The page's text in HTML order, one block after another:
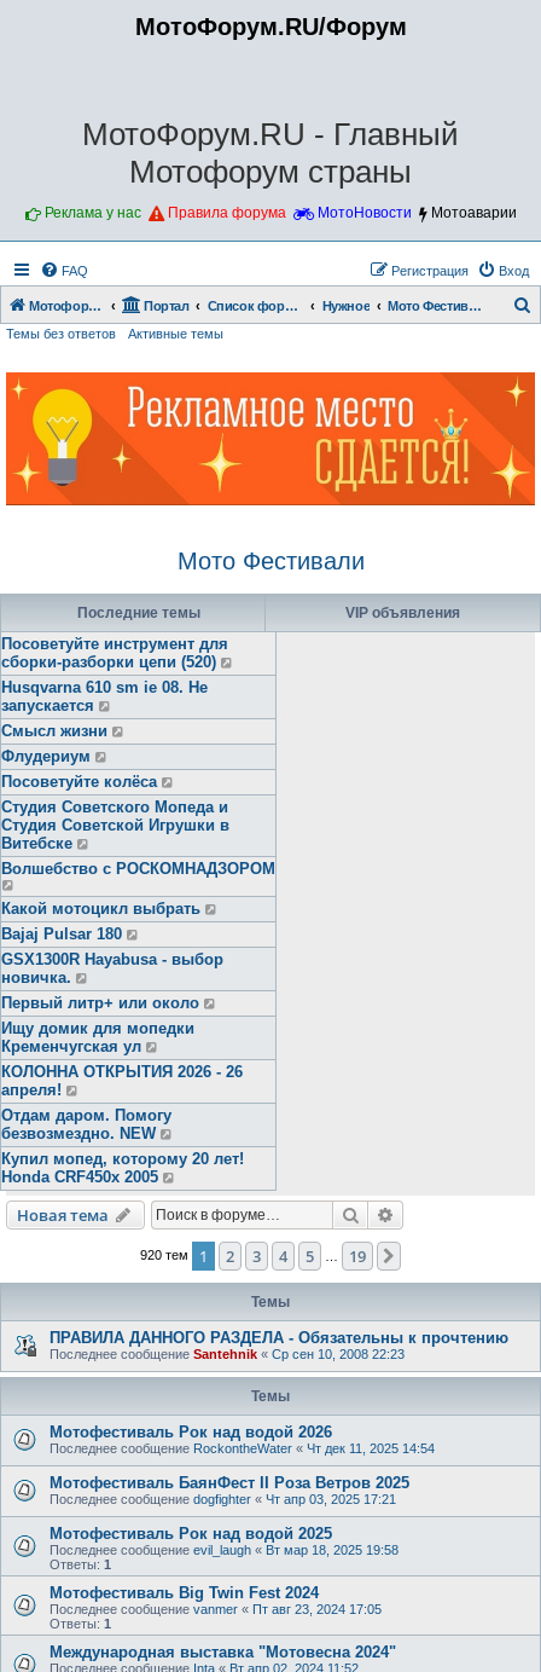
МотоФорум.RU/Форум
МотоФорум.RU - Главный
Мотофорум страны
Реклама у нас Правила форума МотоНовости Мотоаварии
FAQ Вход
Регистрация
Мотофорум.RU Портал Список форумов Нужное Мото Фестивали
Темы без ответов Активные темы
Мото Фестивали
Последние темы
Посоветуйте инструмент для
сборки-разборки цепи (520)
Husqvarna 610 sm ie 08. Не
запускается
Смысл жизни
Флудериум
Посоветуйте колёса
Студия Советского Мопеда и
Студия Советской Игрушки в
Витебске
Волшебство с РОСКОМНАДЗОРОМ
Какой мотоцикл выбрать
Bajaj Pulsar 180
GSX1300R Hayabusa - выбор
новичка.
Первый литр+ или около
Ищу домик для мопедки
Кременчугская ул
КОЛОННА ОТКРЫТИЯ 2026 - 26
апреля!
Отдам даром. Помогу
безвозмездно. NEW
Купил мопед, которому 20 лет!
Honda CRF450x 2005
VIP объявления
Новая тема Поиск
920 тем 1 2 3 4 5 19
Темы
ПРАВИЛА ДАННОГО РАЗДЕЛА - Обязательны к прочтению
Последнее сообщение Santehnik « Ср сен 10, 2008 22:23
Темы
Мотофестиваль Рок над водой 2026
Последнее сообщение RockontheWater « Чт дек 11, 2025 14:54
Мотофестиваль БаянФест II Роза Ветров 2025
Последнее сообщение dogfighter « Чт апр 03, 2025 17:21
Мотофестиваль Рок над водой 2025
Последнее сообщение evil_laugh « Вт мар 18, 2025 19:58
Ответы: 1
Мотофестиваль Big Twin Fest 2024
Последнее сообщение vanmer « Пт авг 23, 2024 17:05
Ответы: 1
Международная выставка "Мотовесна 2024"
Последнее сообщение Inta « Вт апр 02, 2024 11:52